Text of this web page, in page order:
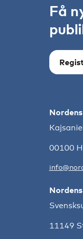
Få
00100
11149